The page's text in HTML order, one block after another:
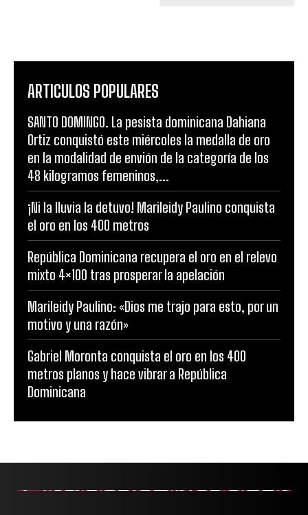
ARTICULOS POPULARES
SANTO DOMINGO. La pesista dominicana Dahiana
Ortiz conquistó este miércoles la medalla de oro
en la modalidad de envión de la categoría de los
48 kilogramos femeninos,...
¡Ni la lluvia la detuvo! Marileidy Paulino conquista
el oro en los 400 metros
República Dominicana recupera el oro en el relevo
mixto 4×100 tras prosperar la apelación
Marileidy Paulino: «Dios me trajo para esto, por un
motivo y una razón»
Gabriel Moronta conquista el oro en los 400
metros planos y hace vibrar a República
Dominicana